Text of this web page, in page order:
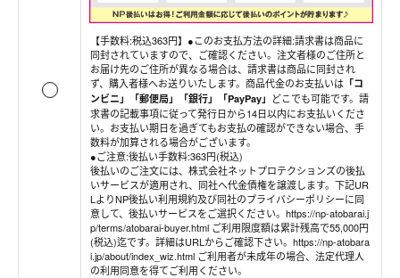
【手数料:税込363円】●このお支払方法の詳細:請求書は商品に
同封されていますので、ご確認ください。注文者様のご住所と
お届け先のご住所が異なる場合は、請求書は商品に同封され
ず、購入者様へお送りいたします。商品代金のお支払いは 「コ
ンビニ」「郵便局」「銀行」「PayPay」 どこでも可能です。請
求書の記載事項に従って発行日から14日以内にお支払いくださ
い。お支払い期日を過ぎてもお支払の確認ができない場合、手
数料が加算される場合がございます。
●ご注意:後払い手数料:363円(税込)
後払いのご注文には、株式会社ネットプロテクションズの後払
いサービスが適用され、同社へ代金債権を譲渡します。下記UR
LよりNP後払い利用規約及び同社のプライバシーポリシーに同
意して、後払いサービスをご選択ください。https://np-atobarai.j
p/terms/atobarai-buyer.html ご利用限度額は累計残高で55,000円
(税込)迄です。詳細はURLからご確認下さい。https://np-atobara
i.jp/about/index_wiz.html ご利用者が未成年の場合、法定代理人
の利用同意を得てご利用ください。